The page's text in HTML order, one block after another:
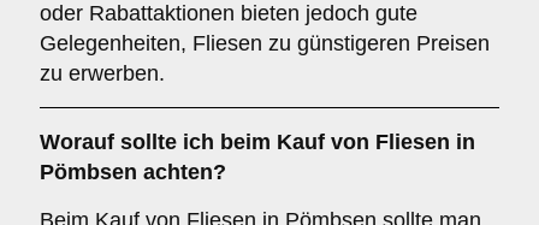
oder Rabattaktionen bieten jedoch gute
Gelegenheiten, Fliesen zu günstigeren Preisen
zu erwerben.
Worauf sollte ich beim Kauf von Fliesen in
Pömbsen achten?
Beim Kauf von Fliesen in Pömbsen sollte man